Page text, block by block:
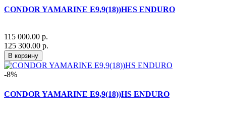
CONDOR YAMARINE E9,9(18))HES ENDURO
115 000.00 р.
125 300.00 р.
В корзину
-8%
CONDOR YAMARINE E9,9(18))HS ENDURO